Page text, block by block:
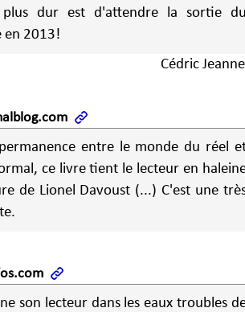
dur est d'attendre la sortie
en 2013!
Cédric
entre le monde du réel
ce livre tient le lecteur en
de Lionel Davoust (...) C'est une
son lecteur dans les eaux troubles